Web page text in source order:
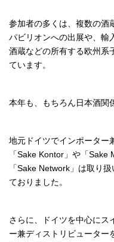
参加者の多くは、複数の酒
パビリオンへの出展や、輸
酒蔵などの所有する欧州系
ています。
本年も、もちろん日本酒関
地元ドイツでインポーター
「Sake Kontor」や「Sake
「Sake Network」は取り
ておりました。
さらに、ドイツを中心にス
ー兼ディストリビューター